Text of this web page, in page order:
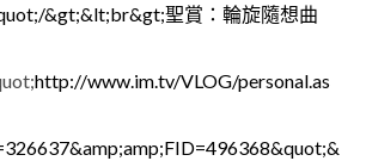
&gt;&lt;br&gt;聖賞：輪旋隨想曲
http://www.im.tv/VLOG/personal.as